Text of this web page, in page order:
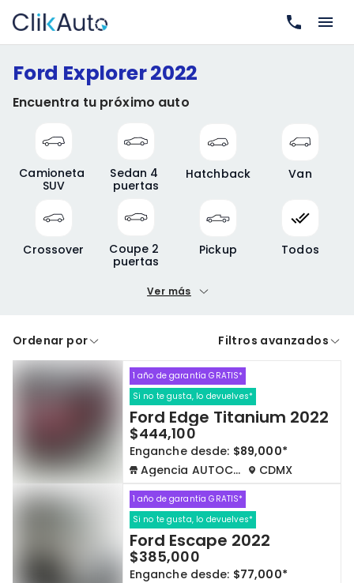
Ford Explorer 2022
Encuentra tu próximo auto
Camioneta
SUV
Sedan 4
puertas
Hatchback Van
Crossover
Coupe 2
puertas
Pickup Todos
Precio máximo
A crédito De contado
Cdmx y Edo Mex Querétaro
Borrar todo
Ver más
Ordenar por Filtros avanzados
1 año de garantía GRATIS*
Si no te gusta, lo devuelves*
Ford Edge Titanium 2022
$444,100
Enganche desde: $89,000*
Agencia AUTOCOM
CDMX
1 año de garantía GRATIS*
Si no te gusta, lo devuelves*
Ford Escape 2022
$385,000
Enganche desde: $77,000*